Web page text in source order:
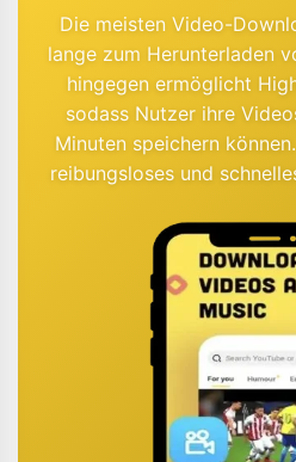
Die meisten Video-
lange zum Herunterladen
hingegen ermöglicht
sodass Nutzer ihre
Minuten speichern
reibungsloses und